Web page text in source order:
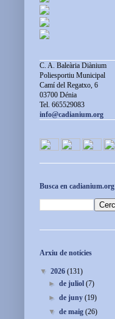
C. A. Baleària Diànium
Poliesportiu Municipal
Camí del Regatxo, 6
03700 Dénia
Tel. 665529083
info@cadianium.org
Busca en cadianium.org
Arxiu de notícies
▼ 2026 (131)
►de juliol(7)
►de juny(19)
▼de maig(26)